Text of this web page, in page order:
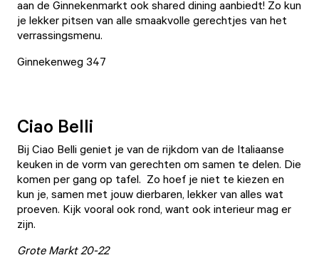
aan de Ginnekenmarkt ook shared dining aanbiedt! Zo kun
je lekker pitsen van alle smaakvolle gerechtjes van het
verrassingsmenu.
Ginnekenweg 347
Ciao Belli
Bij Ciao Belli geniet je van de rijkdom van de Italiaanse
keuken in de vorm van gerechten om samen te delen. Die
komen per gang op tafel. Zo hoef je niet te kiezen en
kun je, samen met jouw dierbaren, lekker van alles wat
proeven. Kijk vooral ook rond, want ook interieur mag er
zijn.
Grote Markt 20-22